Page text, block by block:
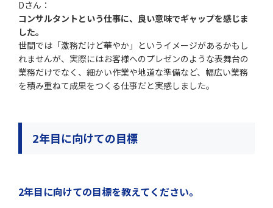
Dさん：
コンサルタントという仕事に、良い意味でギャップを感じま
した。
世間では「激務だけど華やか」というイメージがあるかもし
れませんが、実際にはお客様へのプレゼンのような表舞台の
業務だけでなく、細かい作業や地道な準備など、幅広い業務
を積み重ねて成果をつくる仕事だと実感しました。
2年目に向けての目標
2年目に向けての目標を教えてください。